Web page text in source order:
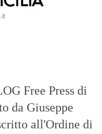
Free Press di
da Giuseppe
all'Ordine di